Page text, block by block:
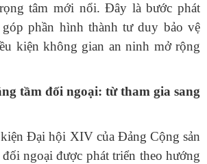
tâm mới nổi. Đây là bước phát
phần hình thành tư duy bảo vệ
kiện không gian an ninh mở rộng
tầm đối ngoại: từ tham gia sang
Đại hội XIV của Đảng Cộng sản
ngoại được phát triển theo hướng